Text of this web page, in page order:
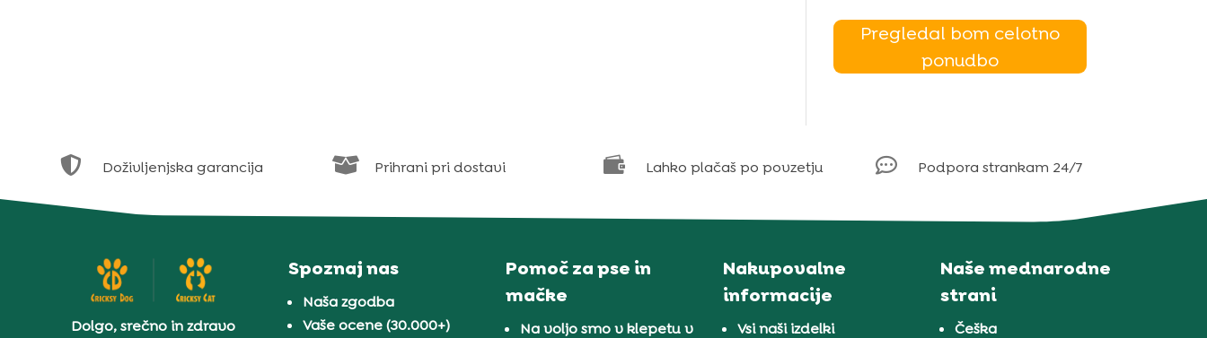
Pregledal bom celotno
ponudbo
 Doživljenjska garancija  Prihrani pri dostavi  Lahko plačaš po povzetju  Podpora strankam 24/7
Dolgo, srečno in zdravo
Spoznaj nas
Naša zgodba
Vaše ocene (30.000+)
Pomoč za pse in
mačke
Na voljo smo v klepetu v
Nakupovalne
informacije
Vsi naši izdelki
Naše mednarodne
strani
Češka